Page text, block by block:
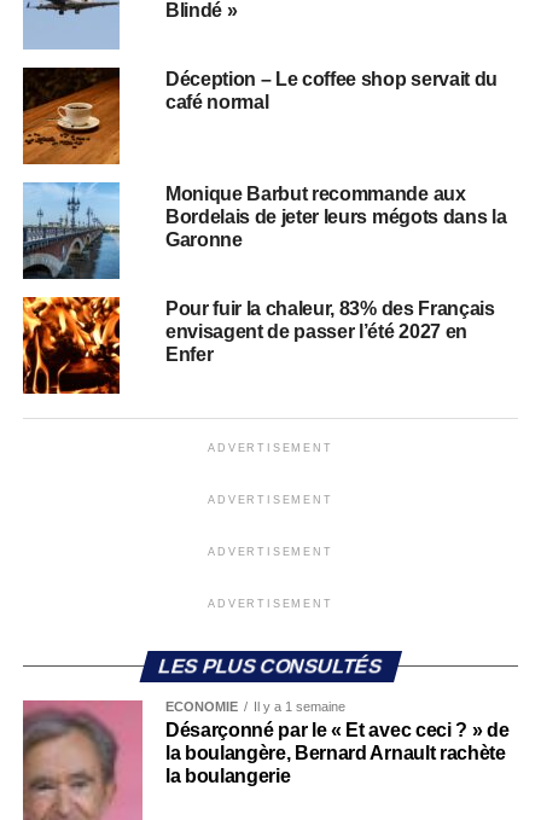
Blindé »
Déception – Le coffee shop servait du
café normal
Monique Barbut recommande aux
Bordelais de jeter leurs mégots dans la
Garonne
Pour fuir la chaleur, 83% des Français
envisagent de passer l’été 2027 en
Enfer
ADVERTISEMENT
ADVERTISEMENT
ADVERTISEMENT
ADVERTISEMENT
LES PLUS CONSULTÉS
ECONOMIE Il y a 1 semaine
Désarçonné par le « Et avec ceci ? » de
la boulangère, Bernard Arnault rachète
la boulangerie